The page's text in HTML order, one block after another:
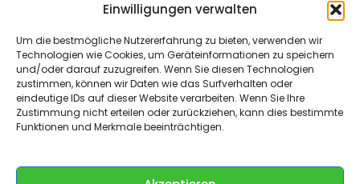
Einwilligungen verwalten
Um die bestmögliche Nutzererfahrung zu bieten, verwenden wir
Technologien wie Cookies, um Geräteinformationen zu speichern
und/oder darauf zuzugreifen. Wenn Sie diesen Technologien
zustimmen, können wir Daten wie das Surfverhalten oder
eindeutige IDs auf dieser Website verarbeiten. Wenn Sie Ihre
Zustimmung nicht erteilen oder zurückziehen, kann dies bestimmte
Funktionen und Merkmale beeinträchtigen.
Uns Kontaktieren
Help Center
Wir lieben dein Feedback
Solibox Kommentar Geben
Gehostet auf Dezhost